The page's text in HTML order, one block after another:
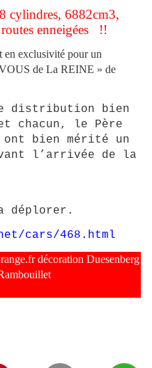
cylindres, 6882cm3,
enneigées
!!
en exclusivité pour un
de La REINE » de
distribution bien
chacun, le Père
ont bien mérité un
l’arrivée de la
déplorer.
cars/468.html
décoration Duesenberg